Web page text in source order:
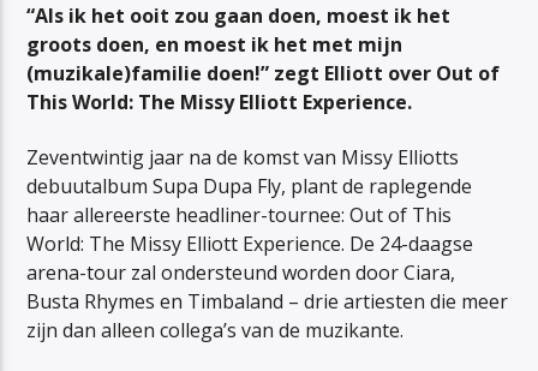
“Als ik het ooit zou gaan doen, moest ik het
groots doen, en moest ik het met mijn
(muzikale)familie doen!” zegt Elliott over Out of
This World: The Missy Elliott Experience.
Zeventwintig jaar na de komst van Missy Elliotts
debuutalbum Supa Dupa Fly, plant de raplegende
haar allereerste headliner-tournee: Out of This
World: The Missy Elliott Experience. De 24-daagse
arena-tour zal ondersteund worden door Ciara,
Busta Rhymes en Timbaland – drie artiesten die meer
zijn dan alleen collega’s van de muzikante.